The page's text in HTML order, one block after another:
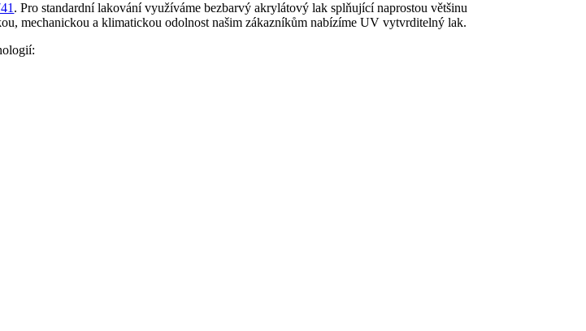
. Pro standardní lakování využíváme bezbarvý akrylátový lak splňující naprostou většinu
mechanickou a klimatickou odolnost našim zákazníkům nabízíme UV vytvrditelný lak.